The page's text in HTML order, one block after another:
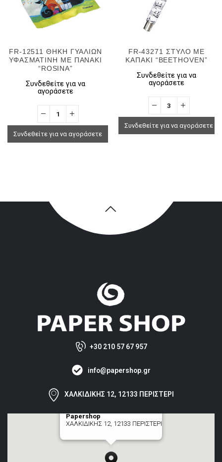
FR-12511 ΘΗΚΗ ΓΥΑΛΙΩΝ
ΥΦΑΣΜΑΤΙΝΗ ΜΕ ΠΑΝΑΚΙ
“ROSINA”
Συνδεθείτε για να
αγοράσετε
Συνδεθείτε για να αγοράσετε
FR-43271 ΣΤΥΛΟ ΜΕ
ΚΑΠΑΚΙ “BEETHOVEN”
Συνδεθείτε για να
αγοράσετε
Συνδεθείτε για να αγοράσετε
+30 210 57 67 957
info@papershop.gr
ΧΑΛΚΙΔΙΚΗΣ 12, 12133 ΠΕΡΙΣΤΕΡΙ
Papershop
ΧΑΛΚΙΔΙΚΗΣ 12, 12133 ΠΕΡΙΣΤΕΡΙ